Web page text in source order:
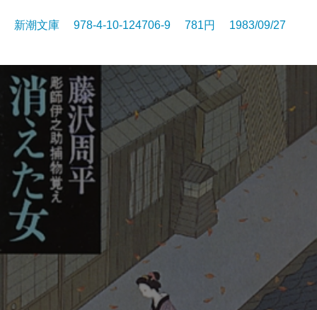
新潮文庫 978-4-10-124706-9 781円 1983/09/27